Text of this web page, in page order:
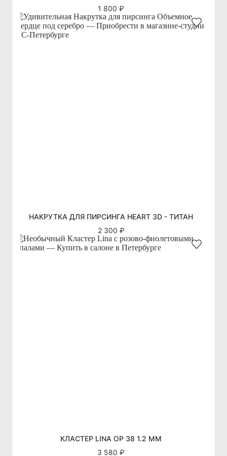
1 800 ₽
НАКРУТКА ДЛЯ ПИРСИНГА HEART 3D - ТИТАН
2 300 ₽
КЛАСТЕР LINA OP 38 1.2 ММ
3 580 ₽